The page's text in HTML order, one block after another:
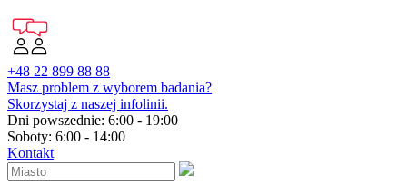
+48 22 899 88 88
Masz problem z wyborem badania?
Skorzystaj z naszej infolinii.
Dni powszednie: 6:00 - 19:00
Soboty: 6:00 - 14:00
Kontakt